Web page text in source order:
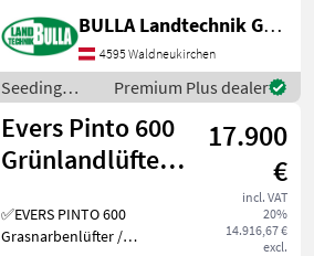
hydraulischer
Seitenverschub +
Gelenkwelle +
Privatverkauf:
699/18663317 Type of
hammer: Pruning
BULLA Landtechnik GmbH
4595 Waldneukirchen
Seeding
equipment /
Müthing
Premium Plus dealer
Evers Pinto 600
Grünlandlüfter -
- Gr
17.900
€
incl. VAT
20%
14.916,67 €
excl.
✅EVERS PINTO 600
Grasnarbenlüfter /